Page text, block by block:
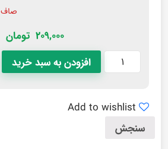
صاف
209,000 تومان
افزودن به سبد خرید
Add to wishlist
سنجش